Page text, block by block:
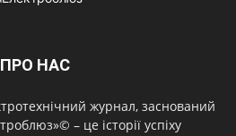
ПРО НАС
журнал, заснований
– це історії успіху